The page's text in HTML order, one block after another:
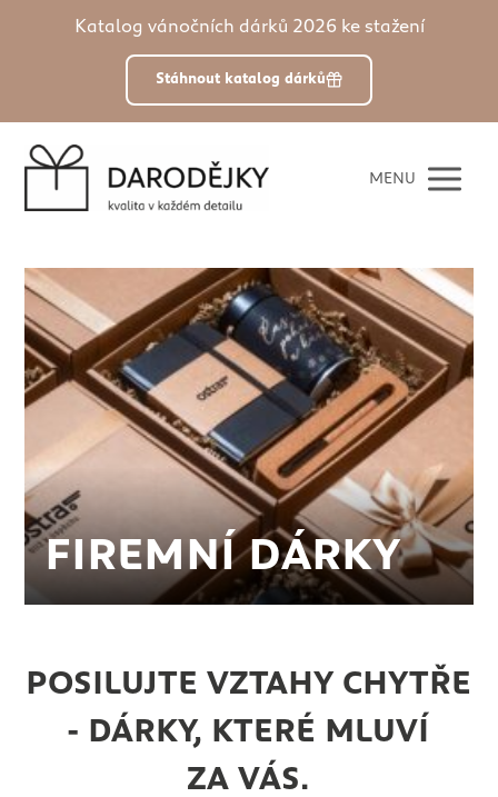
Katalog vánočních dárků 2026 ke stažení
Stáhnout katalog dárků
MENU
FIREMNÍ DÁRKY
POSILUJTE VZTAHY CHYTŘE
- DÁRKY, KTERÉ MLUVÍ
ZA VÁS.